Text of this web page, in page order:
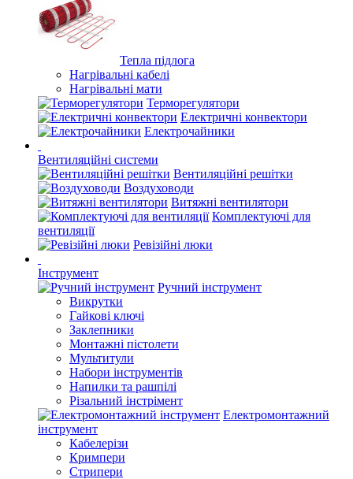
Тепла підлога
Нагрівальні кабелі
Нагрівальні мати
Терморегулятори
Електричні конвектори
Електрочайники
Вентиляційні системи
Вентиляційні решітки
Воздуховоди
Витяжні вентилятори
Комплектуючі для
вентиляції
Ревізійні люки
Інструмент
Ручний інструмент
Викрутки
Гайкові ключі
Заклепники
Монтажні пістолети
Мультитули
Набори інструментів
Напилки та рашпілі
Різальний інстрімент
Електромонтажний
інструмент
Кабелерізи
Кримпери
Стрипери